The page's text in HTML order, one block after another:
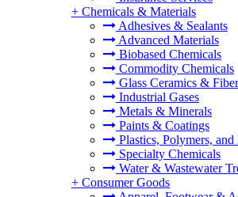
+ Chemicals & Materials
Adhesives & Sealants
Advanced Materials
Biobased Chemicals
Commodity Chemicals
Glass Ceramics &
Industrial Gases
Metals & Minerals
Paints & Coatings
Plastics, Polymers, and
Specialty Chemicals
Water & Wastewater
+ Consumer Goods